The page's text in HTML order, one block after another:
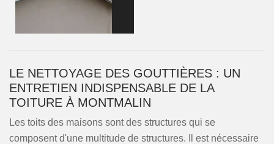
LE NETTOYAGE DES GOUTTIÈRES : UN
ENTRETIEN INDISPENSABLE DE LA
TOITURE À MONTMALIN
Les toits des maisons sont des structures qui se
composent d'une multitude de structures. Il est nécessaire